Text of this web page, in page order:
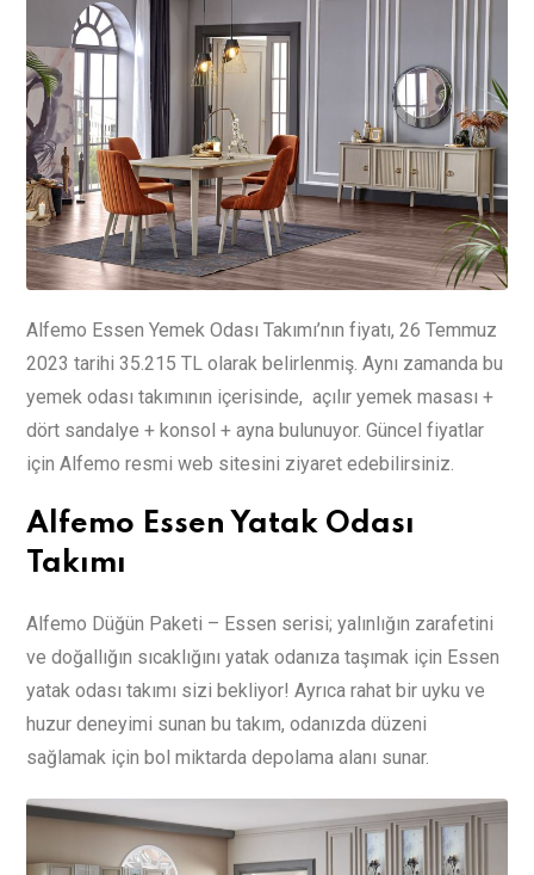
Alfemo Essen Yemek Odası Takımı’nın fiyatı, 26 Temmuz
2023 tarihi 35.215 TL olarak belirlenmiş. Aynı zamanda bu
yemek odası takımının içerisinde, açılır yemek masası +
dört sandalye + konsol + ayna bulunuyor. Güncel fiyatlar
için Alfemo resmi web sitesini ziyaret edebilirsiniz.
Alfemo Essen Yatak Odası
Takımı
Alfemo Düğün Paketi – Essen serisi; yalınlığın zarafetini
ve doğallığın sıcaklığını yatak odanıza taşımak için Essen
yatak odası takımı sizi bekliyor! Ayrıca rahat bir uyku ve
huzur deneyimi sunan bu takım, odanızda düzeni
sağlamak için bol miktarda depolama alanı sunar.